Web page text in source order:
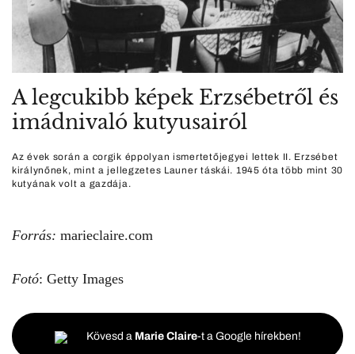
A legcukibb képek Erzsébetről és
imádnivaló kutyusairól
Az évek során a corgik éppolyan ismertetőjegyei lettek II. Erzsébet
királynőnek, mint a jellegzetes Launer táskái. 1945 óta több mint 30
kutyának volt a gazdája.
Forrás: marieclaire.com
Fotó: Getty Images
Kövesd a Marie Claire-t a Google hírekben!